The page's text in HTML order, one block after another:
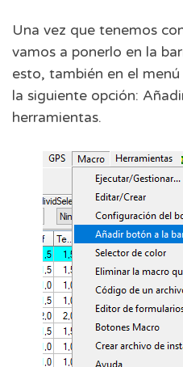
Una vez que tenemos
vamos a ponerlo en la
esto, también en el
la siguiente opción:
herramientas.